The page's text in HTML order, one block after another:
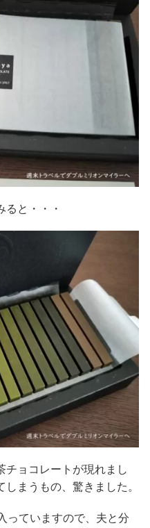
ると・・・
チョコレートが現れまし
まうもの、驚きました。
っていますので、夫と分